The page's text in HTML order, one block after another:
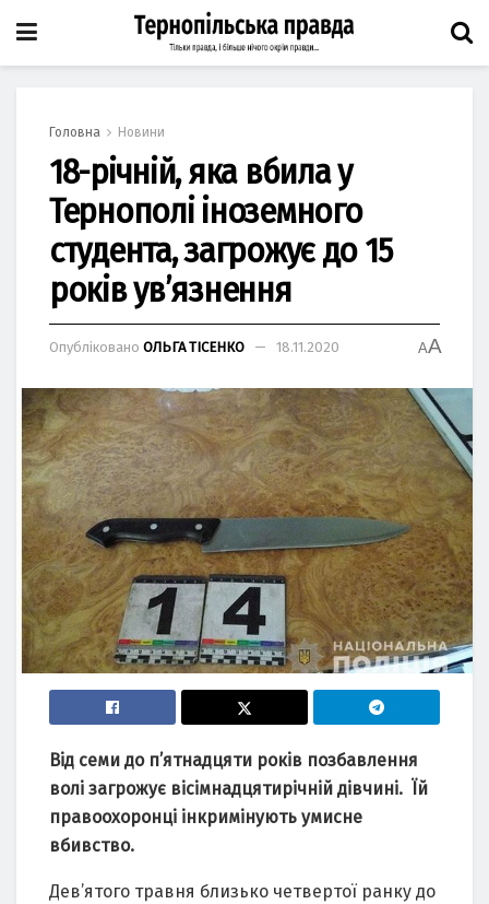
Головна Новини
18-річній, яка вбила у
Тернополі іноземного
студента, загрожує до 15
років ув’язнення
Опубліковано ОЛЬГА ТІСЕНКО 18.11.2020 AA
Від семи до п’ятнадцяти років позбавлення
волі загрожує вісімнадцятирічній дівчині. Їй
правоохоронці інкримінують умисне
вбивство.
Дев’ятого травня близько четвертої ранку до